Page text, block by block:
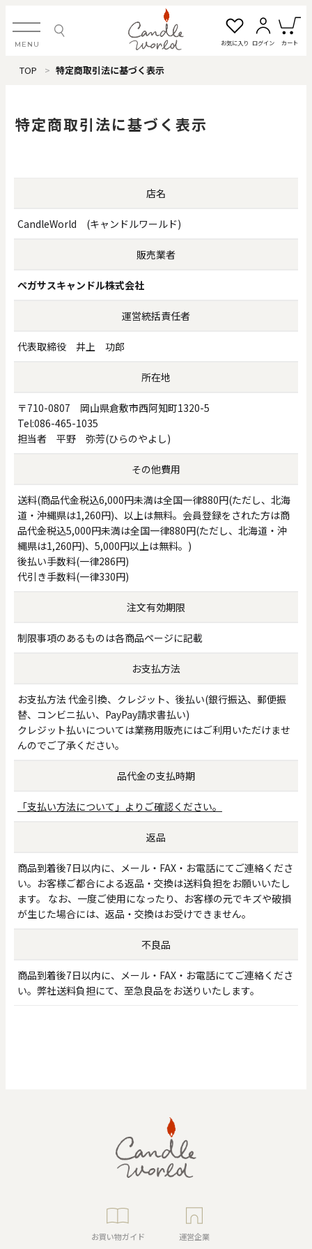
MENU お気に入り ログイン カート
ログイン・新規会員登録
円 ～
クリア
お買い物ガイド 企業情報
TOP 特定商取引法に基づく表示
特定商取引法に基づく表示
店名
CandleWorld (キャンドルワールド)
販売業者
ペガサスキャンドル株式会社
運営統括責任者
代表取締役 井上 功郎
所在地
〒710-0807 岡山県倉敷市西阿知町1320-5
Tel:086-465-1035
担当者 平野 弥芳(ひらのやよし)
その他費用
送料(商品代金税込6,000円未満は全国一律880円(ただし、北海
道・沖縄県は1,260円)、以上は無料。会員登録をされた方は商
品代金税込5,000円未満は全国一律880円(ただし、北海道・沖
縄県は1,260円)、5,000円以上は無料。)
後払い手数料(一律286円)
代引き手数料(一律330円)
注文有効期限
制限事項のあるものは各商品ページに記載
お支払方法
お支払方法 代金引換、クレジット、後払い(銀行振込、郵便振
替、コンビニ払い、PayPay請求書払い)
クレジット払いについては業務用販売にはご利用いただけませ
んのでご了承ください。
品代金の支払時期
「支払い方法について」よりご確認ください。
返品
商品到着後7日以内に、メール・FAX・お電話にてご連絡くださ
い。お客様ご都合による返品・交換は送料負担をお願いいたし
ます。 なお、一度ご使用になったり、お客様の元でキズや破損
が生じた場合には、返品・交換はお受けできません。
不良品
商品到着後7日以内に、メール・FAX・お電話にてご連絡くださ
い。弊社送料負担にて、至急良品をお送りいたします。
お買い物ガイド 運営企業